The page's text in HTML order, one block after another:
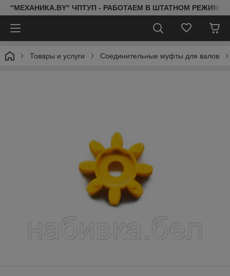
"МЕХАНИКА.BY" ЧПТУП - РАБОТАЕМ В ШТАТНОМ РЕЖИМЕ
Товары и услуги Соединительные муфты для валов